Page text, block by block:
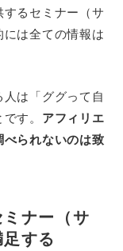
るセミナー（サ
は全ての情報は
は「ググって自
す。 アフィリエ
られないのは致
ナー（サ
する